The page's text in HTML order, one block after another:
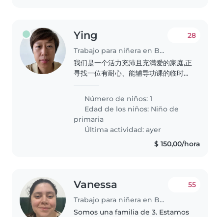
Ying
Trabajo para niñera en Buenos Aires
28
我们是一个活力充沛且充满爱的家庭,正
寻找一位有耐心、能辅导功课的临时保
小学生。期待温馨而专业的照顾!
Número de niños: 1
Edad de los niños: Niño de
primaria
Última actividad: ayer
$ 150,00/hora
Vanessa
Trabajo para niñera en Buenos Aires
55
Somos una familia de 3. Estamos